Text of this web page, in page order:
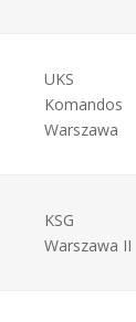
UKS
Komandos
Warszawa
KSG
Warszawa II